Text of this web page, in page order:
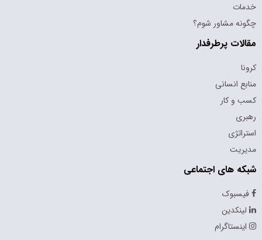
خدمات
چگونه مشاور شوم؟
مقالات پرطرفدار
کرونا
منابع انسانی
کسب و کار
رهبری
استراتژی
مدیریت
شبکه های اجتماعی
فیسبوک
لینکدین
اینستاگرام